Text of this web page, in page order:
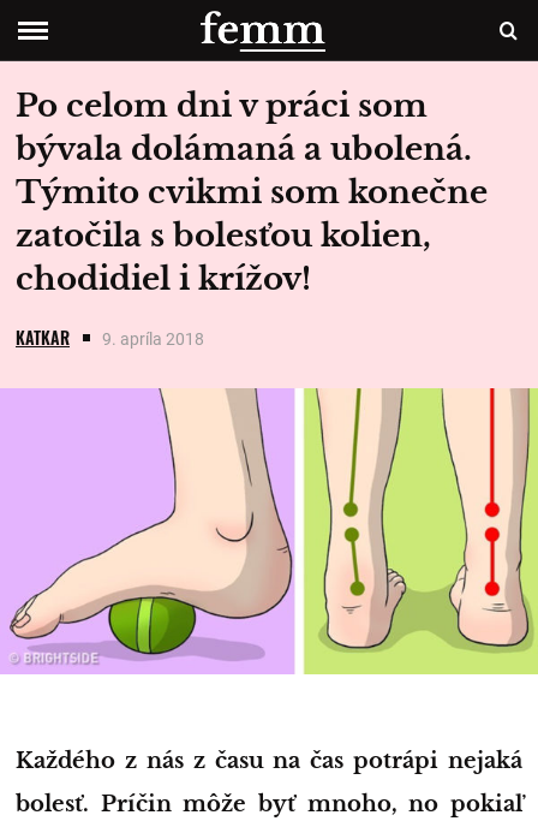
Po celom dni v práci som
bývala dolámaná a ubolená.
Týmito cvikmi som konečne
zatočila s bolesťou kolien,
chodidiel i krížov!
KATKAR 9. apríla 2018
Každého z nás z času na čas potrápi nejaká
bolesť. Príčin môže byť mnoho, no pokiaľ